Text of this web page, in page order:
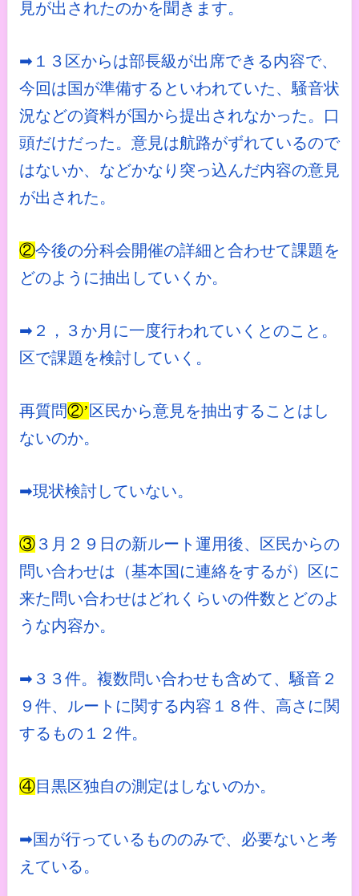
見が出されたのかを聞きます。
➡１３区からは部長級が出席できる内容で、
今回は国が準備するといわれていた、騒音状
況などの資料が国から提出されなかった。口
頭だけだった。意見は航路がずれているので
はないか、などかなり突っ込んだ内容の意見
が出された。
②今後の分科会開催の詳細と合わせて課題を
どのように抽出していくか。
➡２，３か月に一度行われていくとのこと。
区で課題を検討していく。
再質問②’区民から意見を抽出することはし
ないのか。
➡現状検討していない。
③３月２９日の新ルート運用後、区民からの
問い合わせは（基本国に連絡をするが）区に
来た問い合わせはどれくらいの件数とどのよ
うな内容か。
➡３３件。複数問い合わせも含めて、騒音２
９件、ルートに関する内容１８件、高さに関
するもの１２件。
④目黒区独自の測定はしないのか。
➡国が行っているもののみで、必要ないと考
えている。